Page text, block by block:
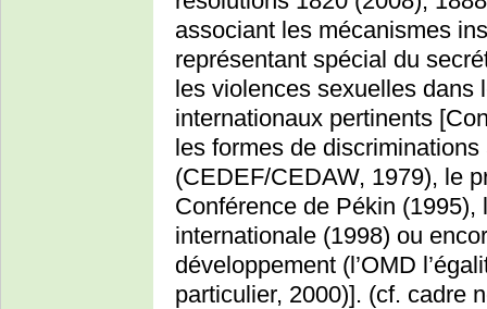
associant les mécanismes
représentant spécial du
les violences sexuelles dans
internationaux pertinents
les formes de discriminations
(CEDEF/CEDAW, 1979), le
Conférence de Pékin
internationale (1998) ou
développement (l’OMD
particulier, 2000)]. (cf. cadre